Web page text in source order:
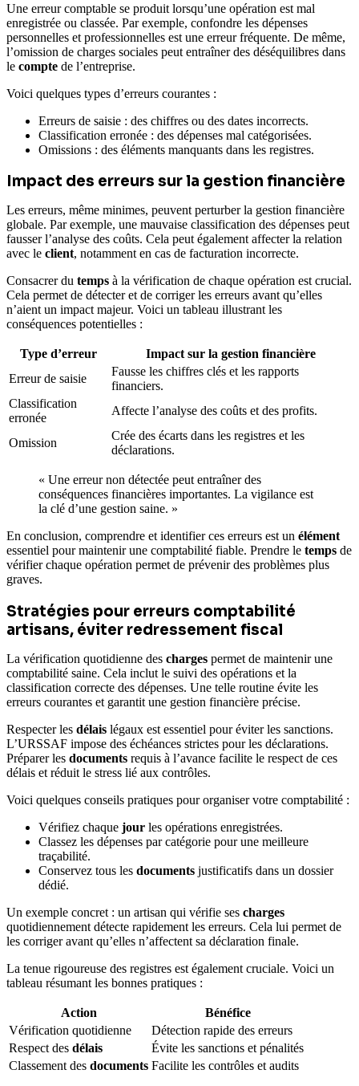
Une erreur comptable se produit lorsqu’une opération est mal
enregistrée ou classée. Par exemple, confondre les dépenses
personnelles et professionnelles est une erreur fréquente. De même,
l’omission de charges sociales peut entraîner des déséquilibres dans
le compte de l’entreprise.
Voici quelques types d’erreurs courantes :
Erreurs de saisie : des chiffres ou des dates incorrects.
Classification erronée : des dépenses mal catégorisées.
Omissions : des éléments manquants dans les registres.
Impact des erreurs sur la gestion financière
Les erreurs, même minimes, peuvent perturber la gestion financière
globale. Par exemple, une mauvaise classification des dépenses peut
fausser l’analyse des coûts. Cela peut également affecter la relation
avec le client, notamment en cas de facturation incorrecte.
Consacrer du temps à la vérification de chaque opération est crucial.
Cela permet de détecter et de corriger les erreurs avant qu’elles
n’aient un impact majeur. Voici un tableau illustrant les
conséquences potentielles :
Type d’erreur
Impact sur la gestion financière
Erreur de saisie
Fausse les chiffres clés et les rapports
financiers.
Classification
erronée
Affecte l’analyse des coûts et des profits.
Omission
Crée des écarts dans les registres et les
déclarations.
« Une erreur non détectée peut entraîner des
conséquences financières importantes. La vigilance est
la clé d’une gestion saine. »
En conclusion, comprendre et identifier ces erreurs est un élément
essentiel pour maintenir une comptabilité fiable. Prendre le temps de
vérifier chaque opération permet de prévenir des problèmes plus
graves.
Stratégies pour erreurs comptabilité
artisans, éviter redressement fiscal
La vérification quotidienne des charges permet de maintenir une
comptabilité saine. Cela inclut le suivi des opérations et la
classification correcte des dépenses. Une telle routine évite les
erreurs courantes et garantit une gestion financière précise.
Respecter les délais légaux est essentiel pour éviter les sanctions.
L’URSSAF impose des échéances strictes pour les déclarations.
Préparer les documents requis à l’avance facilite le respect de ces
délais et réduit le stress lié aux contrôles.
Voici quelques conseils pratiques pour organiser votre comptabilité :
Vérifiez chaque jour les opérations enregistrées.
Classez les dépenses par catégorie pour une meilleure
traçabilité.
Conservez tous les documents justificatifs dans un dossier
dédié.
Un exemple concret : un artisan qui vérifie ses charges
quotidiennement détecte rapidement les erreurs. Cela lui permet de
les corriger avant qu’elles n’affectent sa déclaration finale.
La tenue rigoureuse des registres est également cruciale. Voici un
tableau résumant les bonnes pratiques :
Action
Bénéfice
Vérification quotidienne
Détection rapide des erreurs
Respect des délais
Évite les sanctions et pénalités
Classement des documents Facilite les contrôles et audits